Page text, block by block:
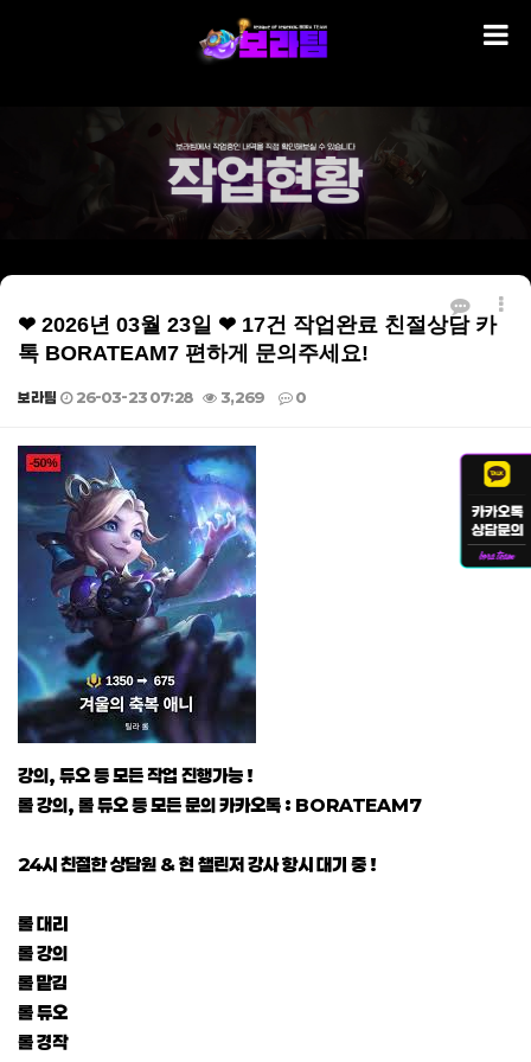
❤ 2026년 03월 23일 ❤ 17건 작업완료 친절상담 카
톡 BORATEAM7 편하게 문의주세요!
보라팀 26-03-23 07:28 3,269 0
본문
강의, 듀오 등 모든 작업 진행가능 !
롤 강의, 롤 듀오 등 모든 문의 카카오톡 : BORATEAM7
24시 친절한 상담원 & 현 챌린저 강사 항시 대기 중 !
롤 대리
롤 강의
롤 맡김
롤 듀오
롤 경작